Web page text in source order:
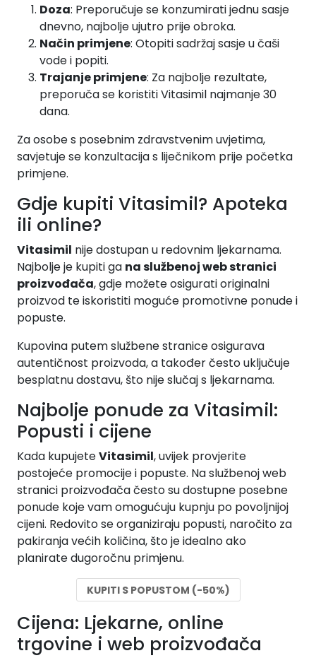
Doza: Preporučuje se konzumirati jednu sasje
dnevno, najbolje ujutro prije obroka.
Način primjene: Otopiti sadržaj sasje u čaši
vode i popiti.
Trajanje primjene: Za najbolje rezultate,
preporuča se koristiti Vitasimil najmanje 30
dana.
Za osobe s posebnim zdravstvenim uvjetima,
savjetuje se konzultacija s liječnikom prije početka
primjene.
Gdje kupiti Vitasimil? Apoteka
ili online?
Vitasimil nije dostupan u redovnim ljekarnama.
Najbolje je kupiti ga na službenoj web stranici
proizvođača, gdje možete osigurati originalni
proizvod te iskoristiti moguće promotivne ponude i
popuste.
Kupovina putem službene stranice osigurava
autentičnost proizvoda, a također često uključuje
besplatnu dostavu, što nije slučaj s ljekarnama.
Najbolje ponude za Vitasimil:
Popusti i cijene
Kada kupujeteVitasimil, uvijek provjerite
postojeće promocije i popuste. Na službenoj web
stranici proizvođača često su dostupne posebne
ponude koje vam omogućuju kupnju po povoljnijoj
cijeni. Redovito se organiziraju popusti, naročito za
pakiranja većih količina, što je idealno ako
planirate dugoročnu primjenu.
KUPITI S POPUSTOM (-50%)
Cijena: Ljekarne, online
trgovine i web proizvođača